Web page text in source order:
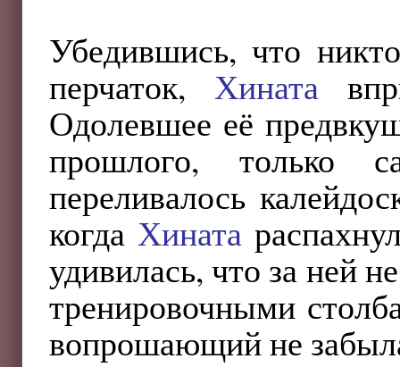
Убедившись, что
перчаток, Хината
Одолевшее её
прошлого, только
переливалось
когда Хината
удивилась, что за ней
тренировочными
вопрошающий не